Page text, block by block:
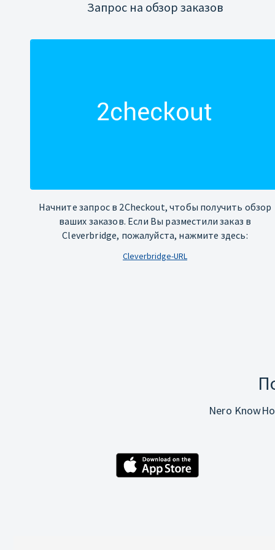
Запрос на обзор заказов
Начните запрос в 2Checkout, чтобы получить обзор
ваших заказов. Если Вы разместили заказ в
Cleverbridge, пожалуйста, нажмите здесь:
Cleverbridge-URL
Nero